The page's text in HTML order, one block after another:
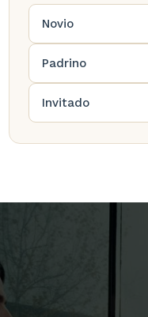
Novio
Padrino
Invitado